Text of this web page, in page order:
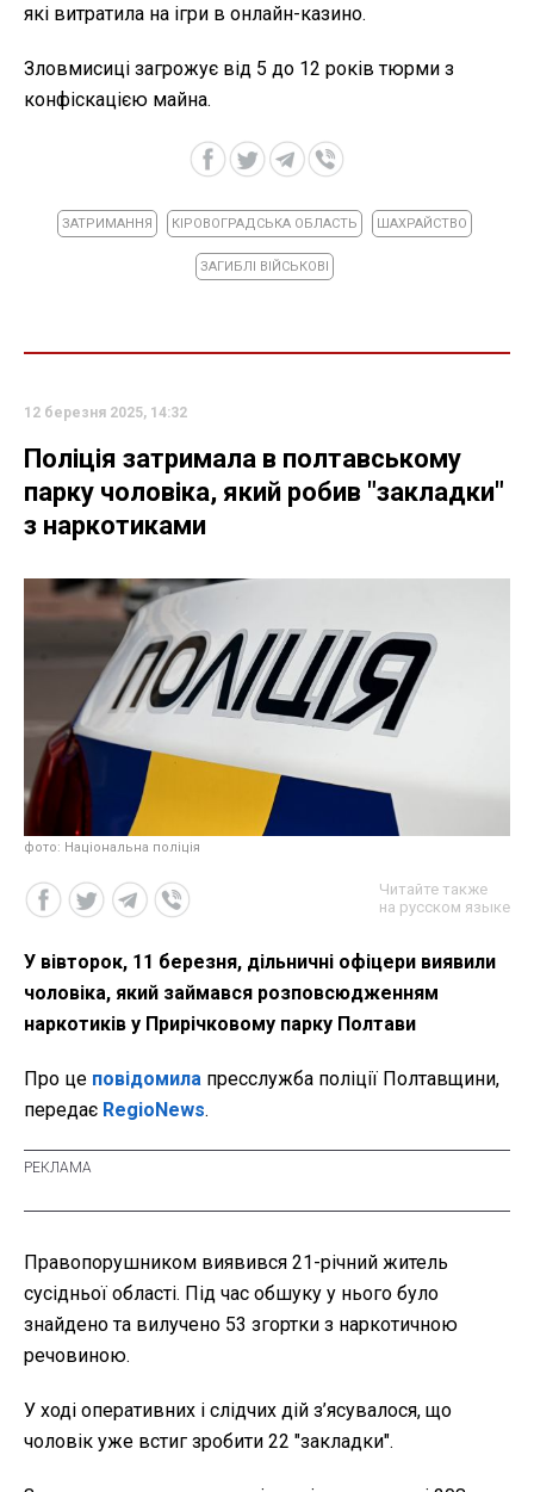
які витратила на ігри в онлайн-казино.
Зловмисиці загрожує від 5 до 12 років тюрми з
конфіскацією майна.
ЗАТРИМАННЯ КІРОВОГРАДСЬКА ОБЛАСТЬ ШАХРАЙСТВО
ЗАГИБЛІ ВІЙСЬКОВІ
12 березня 2025, 14:32
Поліція затримала в полтавському
парку чоловіка, який робив "закладки"
з наркотиками
фото: Національна поліція
Читайте также
на русском языке
У вівторок, 11 березня, дільничні офіцери виявили
чоловіка, який займався розповсюдженням
наркотиків у Прирічковому парку Полтави
Про це повідомила пресслужба поліції Полтавщини,
передає RegioNews.
Правопорушником виявився 21-річний житель
сусідньої області. Під час обшуку у нього було
знайдено та вилучено 53 згортки з наркотичною
речовиною.
У ході оперативних і слідчих дій з’ясувалося, що
чоловік уже встиг зробити 22 "закладки".